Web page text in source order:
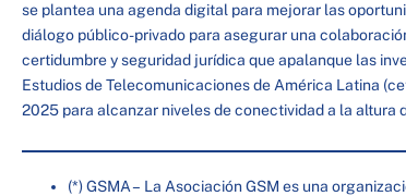
se plantea una agenda digital para mejorar las
diálogo público-privado para asegurar una
certidumbre y seguridad jurídica que apalanque las
Estudios de Telecomunicaciones de América Latina
2025 para alcanzar niveles de conectividad a la altura
(*) GSMA – La Asociación GSM es una